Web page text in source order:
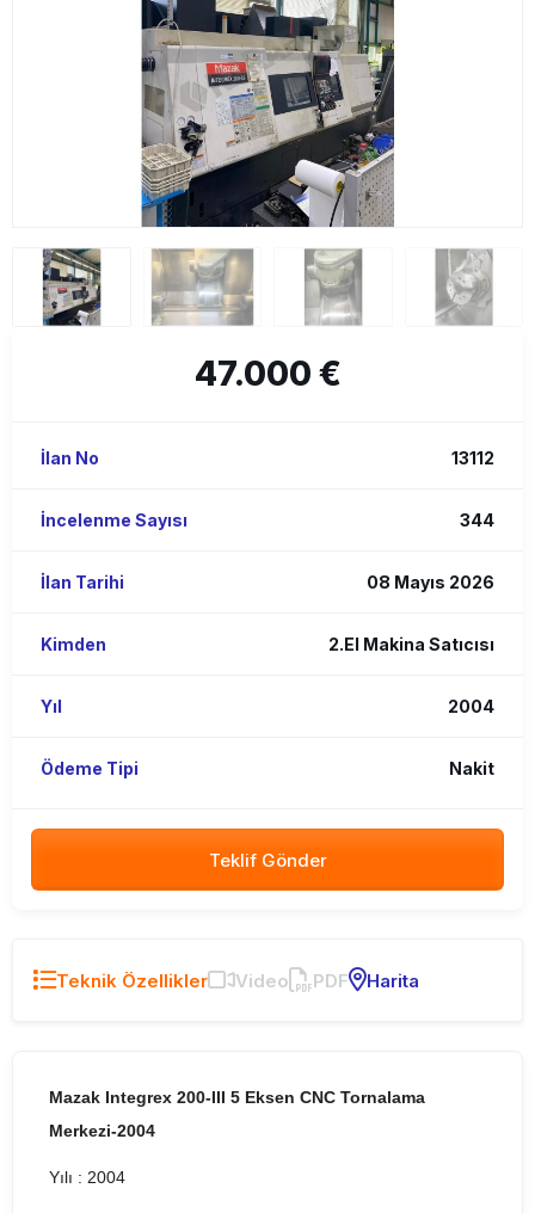
47.000 €
İlan No 13112
İncelenme Sayısı 344
İlan Tarihi 08 Mayıs 2026
Kimden 2.El Makina Satıcısı
Yıl 2004
Ödeme Tipi Nakit
Teklif Gönder
Teknik Özellikler Video PDF Harita
Mazak Integrex 200-III 5 Eksen CNC Tornalama
Merkezi-2004
Yılı : 2004